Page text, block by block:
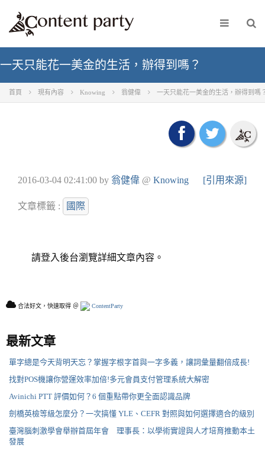
一天只能花一美金的生活，辦得到嗎？
首頁 現有內容 Knowing 翁健偉 一天只能花一美金的生活，辦得到嗎
2016-03-04 02:41:00 by 翁健偉 @ Knowing [引用來源]
文章標籤 : 國際
請登入後台瀏覽詳細文章內容。
合法好文，快速取得 ＠ ContentParty
最新文章
單字總是今天背明天忘？掌握字根字首與一字多義，讓詞彙量翻倍成長!
找對POS機讓你營運效率加倍!多元會員支付管理系統大解密
Avinichi PTT 評價如何？6 個重點帶你更全面認識品牌
劍橋英檢等級怎麼分？一次搞懂 YLE、CEFR 對照與如何選擇適合的級別
臺灣腦刺激學會舉辦首屆年會 理事長：以學術實證與人才培育推動本土
發展